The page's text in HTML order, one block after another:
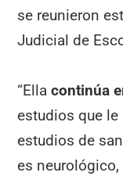
se reunieron
Judicial de
“Ellacontinúa
estudios que
estudios de
es